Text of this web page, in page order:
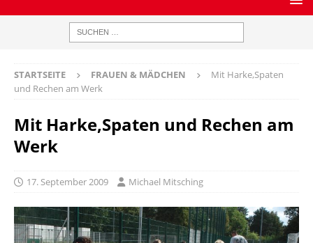
STARTSEITE FRAUEN & MÄDCHEN
Mit Harke,Spaten
und Rechen am Werk
Mit Harke,Spaten und Rechen am
Werk
17. September 2009 Michael Mitsching